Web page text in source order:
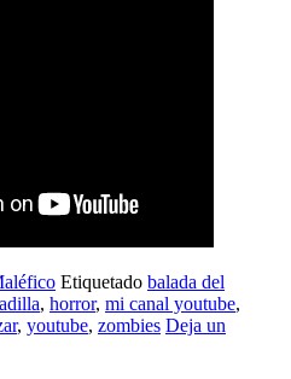
Etiquetado balada del
, horror, mi canal youtube,
, youtube, zombies Deja un